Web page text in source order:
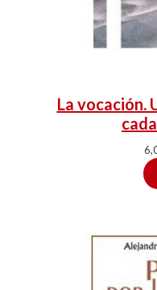
La vocación.